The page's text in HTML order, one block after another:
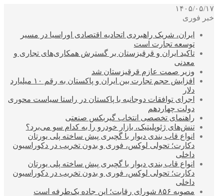
۱۴۰۵/۰۵/۱۷
خبر فوری
ایران، شریک راهبردی اتحادیه اقتصادی اوراسیا در مسیر
توسعه تجارت است
تاکید ایران و قرقیزستان بر گسترش همکاری‌های تجاری و
معدنی
وزیر صمت عازم قرقیزستان شد
افزایش حجم تجارت بین ایران و پاکستان به رقم ۱۰ میلیارد
دلار
اجرای توافقات دوجانبه با پاکستان در راستا سیاست محوری
دولت چهاردهم
راهنمای تخصصی انتخاب گیربکس صنعتی
تنش‌های ژئوپلیتیک، بازار خودرو را به کدام سو می‌برد؟
انواع قاب بندی دیوار با گچبری پیش ساخته پلی یورتان
دکارت؛ تحولی لوکس، فوری و بدون تخریب در دکوراسیون
داخلی
انواع قاب بندی دیوار با گچبری پیش ساخته پلی یورتان
دکارت؛ تحولی لوکس، فوری و بدون تخریب در دکوراسیون
داخلی
مصوبه ۸۵۶ شورای رقابت؛ این جاده یک‌طرفه است